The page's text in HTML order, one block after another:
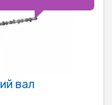
вал